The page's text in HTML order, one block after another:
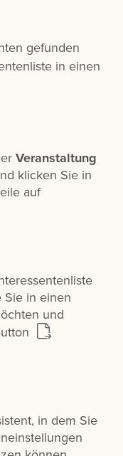
gefunden
in einen
Veranstaltung
klicken Sie in
auf
Sie in einen
und
in dem Sie